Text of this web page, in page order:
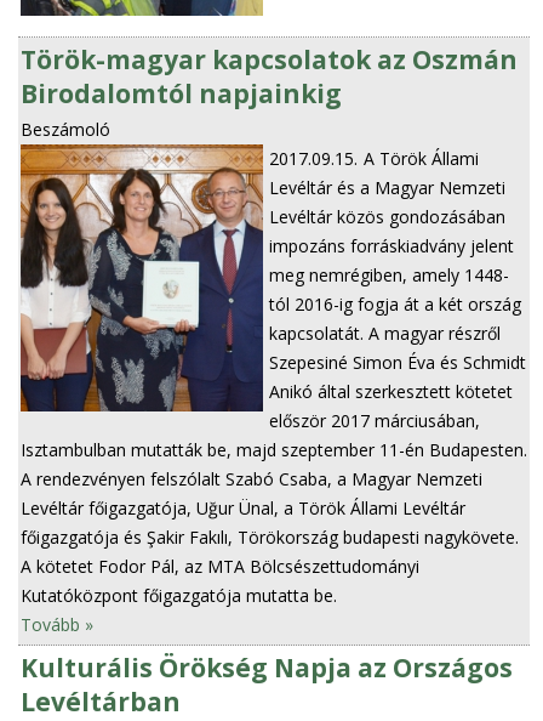
Török-magyar kapcsolatok az Oszmán
Birodalomtól napjainkig
Beszámoló
2017.09.15. A Török Állami
Levéltár és a Magyar Nemzeti
Levéltár közös gondozásában
impozáns forráskiadvány jelent
meg nemrégiben, amely 1448-
tól 2016-ig fogja át a két ország
kapcsolatát. A magyar részről
Szepesiné Simon Éva és Schmidt
Anikó által szerkesztett kötetet
először 2017 márciusában,
Isztambulban mutatták be, majd szeptember 11-én Budapesten.
A rendezvényen felszólalt Szabó Csaba, a Magyar Nemzeti
Levéltár főigazgatója, Uğur Ünal, a Török Állami Levéltár
főigazgatója és Şakir Fakılı, Törökország budapesti nagykövete.
A kötetet Fodor Pál, az MTA Bölcsészettudományi
Kutatóközpont főigazgatója mutatta be.
Tovább »
Kulturális Örökség Napja az Országos
Levéltárban